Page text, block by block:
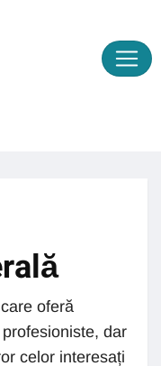
oferă
dar
celor interesați